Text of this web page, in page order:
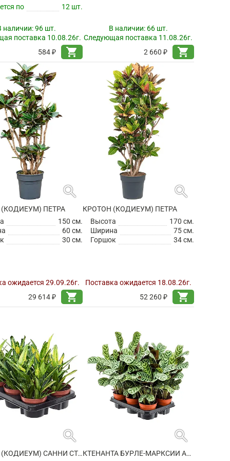
по
12 шт.
наличии:96 шт.
поставка 10.08.26г.
584 ₽
shopping_cart
В наличии: 66 шт.
Следующая поставка 11.08.26г.
2 660 ₽
shopping_cart
search
ПЕТРА
150 см.
60 см.
30 см.
ожидается 29.09.26г.
29 614 ₽
shopping_cart
search
КРОТОН (КОДИЕУМ) ПЕТРА
Высота
170 см.
Ширина
75 см.
Горшок
34 см.
Поставка ожидается 18.08.26г.
52 260 ₽
shopping_cart
search
КРОТОН (КОДИЕУМ) САННИ СТАР
search
КТЕНАНТА БУРЛЕ-МАРКСИИ АМАБИЛИС